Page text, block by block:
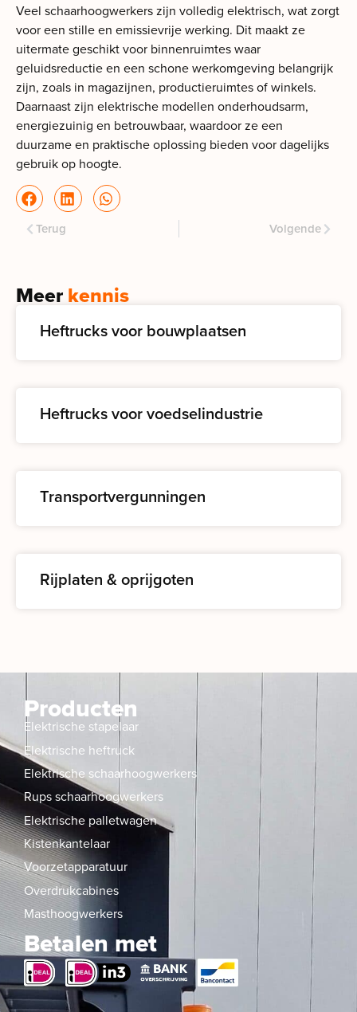
Veel schaarhoogwerkers zijn volledig elektrisch, wat zorgt
voor een stille en emissievrije werking. Dit maakt ze
uitermate geschikt voor binnenruimtes waar
geluidsreductie en een schone werkomgeving belangrijk
zijn, zoals in magazijnen, productieruimtes of winkels.
Daarnaast zijn elektrische modellen onderhoudsarm,
energiezuinig en betrouwbaar, waardoor ze een
duurzame en praktische oplossing bieden voor dagelijks
gebruik op hoogte.
Terug Volgende
Meerkennis
Heftrucks voor bouwplaatsen
Heftrucks voor voedselindustrie
Transportvergunningen
Rijplaten & oprijgoten
Producten
Elektrische stapelaar
Elektrische heftruck
Elektrische schaarhoogwerkers
Rups schaarhoogwerkers
Elektrische palletwagen
Kistenkantelaar
Voorzetapparatuur
Overdrukcabines
Masthoogwerkers
Betalen met